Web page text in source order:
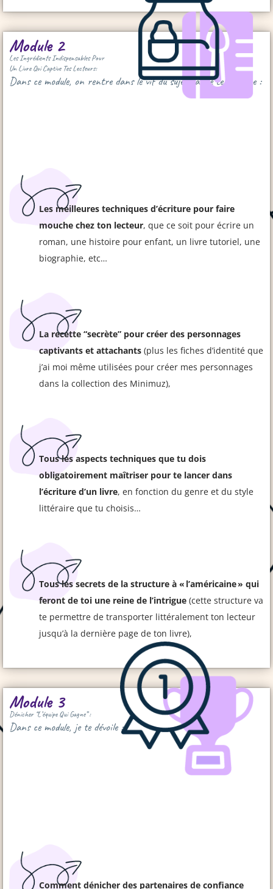
Module 2
Les Ingrédients Indispensables Pour
Un Livre Qui Captive Tes Lecteurs:
Dans ce module, on rentre dans le vif du sujet car je te partage :
Les meilleures techniques d’écriture pour faire
mouche chez ton lecteur, que ce soit pour écrire un
roman, une histoire pour enfant, un livre tutoriel, une
biographie, etc…
La recette “secrète” pour créer des personnages
captivants et attachants (plus les fiches d’identité que
j’ai moi même utilisées pour créer mes personnages
dans la collection des Minimuz),
Tous les aspects techniques que tu dois
obligatoirement maîtriser pour te lancer dans
l’écriture d’un livre, en fonction du genre et du style
littéraire que tu choisis…
Tous les secrets de la structure à « l’américaine » qui
feront de toi une reine de l’intrigue (cette structure va
te permettre de transporter littéralement ton lecteur
jusqu’à la dernière page de ton livre),
Module 3
Dénicher “L’équipe Qui Gagne” :
Dans ce module, je te dévoile :
Comment dénicher des partenaires de confiance